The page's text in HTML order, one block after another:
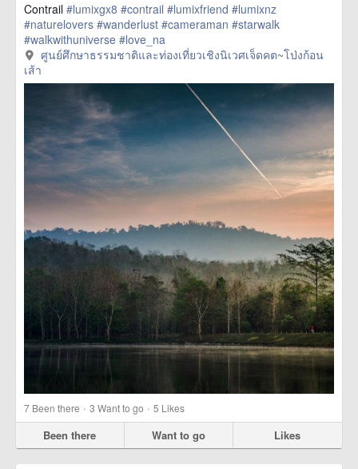
Contrail #lumixgx8 #contrail #lumixfriend #lumixnz
#naturelovers #wanderlust #cameraman #starwalk
#walkwithuniverse #love_na
href=https://m.thetrippacker.com/en/image/ศูนย์ศึกษา
ธรรมชาติและท่องเที่ยวเชิงนิเวศเจ็ดคต~โป่งก้อนเส้า/192428>
more
ศูนย์ศึกษาธรรมชาติและท่องเที่ยวเชิงนิเวศเจ็ดคต~โป่งก้อน
เส้า
7 Been there · 3 Want to go · 5 Likes
Been there Want to go Likes